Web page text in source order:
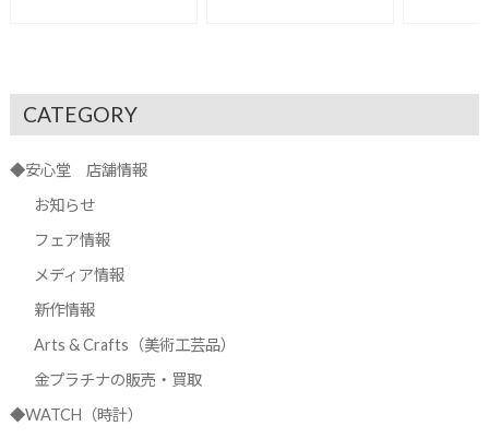
CATEGORY
◆安心堂 店舗情報
お知らせ
フェア情報
メディア情報
新作情報
Arts & Crafts（美術工芸品）
金プラチナの販売・買取
◆WATCH（時計）